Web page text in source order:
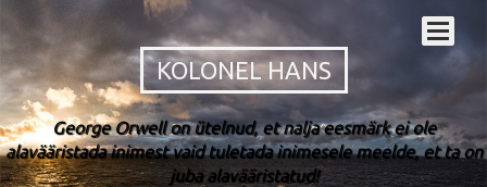
KOLONEL HANS
George Orwell on ütelnud, et nalja eesmärk ei ole
alavääristada inimest vaid tuletada inimesele meelde, et ta on
juba alavääristatud!